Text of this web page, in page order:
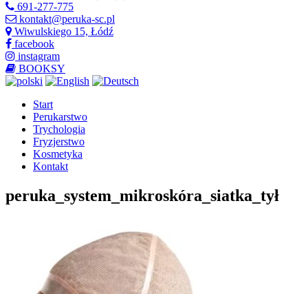
691-277-775
kontakt@peruka-sc.pl
Wiwulskiego 15, Łódź
facebook
instagram
BOOKSY
Start
Perukarstwo
Trychologia
Fryzjerstwo
Kosmetyka
Kontakt
peruka_system_mikroskóra_siatka_tył